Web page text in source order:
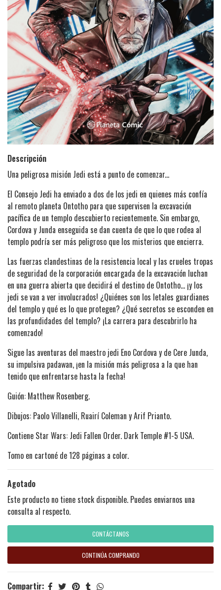
Descripción
Una peligrosa misión Jedi está a punto de comenzar...
El Consejo Jedi ha enviado a dos de los jedi en quienes más confía
al remoto planeta Ontotho para que supervisen la excavación
pacífica de un templo descubierto recientemente. Sin embargo,
Cordova y Junda enseguida se dan cuenta de que lo que rodea al
templo podría ser más peligroso que los misterios que encierra.
Las fuerzas clandestinas de la resistencia local y las crueles tropas
de seguridad de la corporación encargada de la excavación luchan
en una guerra abierta que decidirá el destino de Ontotho… ¡y los
jedi se van a ver involucrados! ¿Quiénes son los letales guardianes
del templo y qué es lo que protegen? ¿Qué secretos se esconden en
las profundidades del templo? ¡La carrera para descubrirlo ha
comenzado!
Sigue las aventuras del maestro jedi Eno Cordova y de Cere Junda,
su impulsiva padawan, ¡en la misión más peligrosa a la que han
tenido que enfrentarse hasta la fecha!
Guión: Matthew Rosenberg.
Dibujos: Paolo Villanelli, Ruairí Coleman y Arif Prianto.
Contiene Star Wars: Jedi Fallen Order. Dark Temple #1-5 USA.
Tomo en cartoné de 128 páginas a color.
Agotado
Este producto no tiene stock disponible. Puedes enviarnos una
consulta al respecto.
CONTÁCTANOS
CONTINÚA COMPRANDO
Compartir: